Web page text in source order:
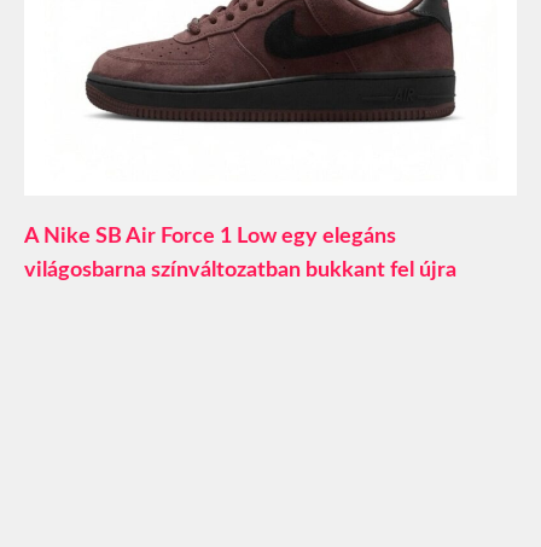
A Nike SB Air Force 1 Low egy elegáns
világosbarna színváltozatban bukkant fel újra